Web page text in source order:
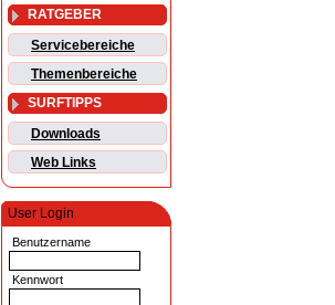
RATGEBER
Servicebereiche
Themenbereiche
SURFTIPPS
Downloads
Web Links
User Login
Benutzername
Kennwort